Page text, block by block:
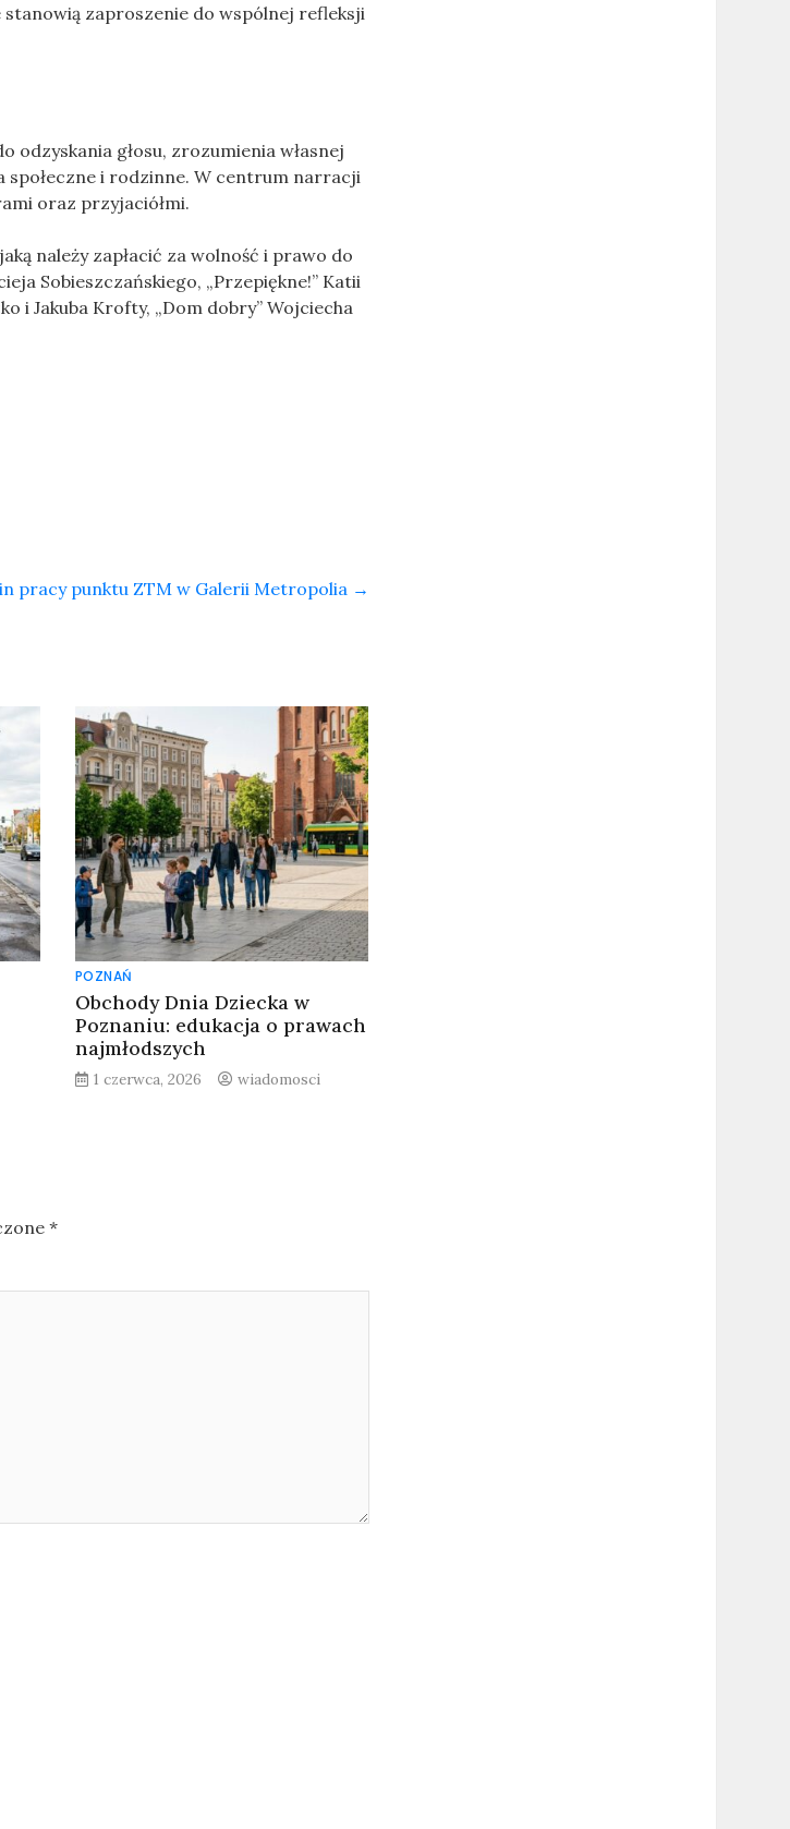
zaproszenie do wspólnej refleksji
głosu, zrozumienia własnej
społeczne i rodzinne. W centrum narracji
oraz przyjaciółmi.
należy zapłacić za wolność i prawo do
Sobieszczańskiego, „Przepiękne!” Katii
i Jakuba Krofty, „Dom dobry” Wojciecha
pracy punktu ZTM w Galerii Metropolia →
POZNAŃ
Obchody Dnia Dziecka w
Poznaniu: edukacja o prawach
najmłodszych
1 czerwca, 2026 wiadomosci
*